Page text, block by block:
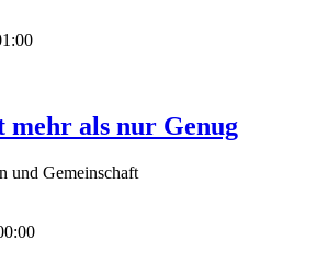
mehr als nur Genug
und Gemeinschaft